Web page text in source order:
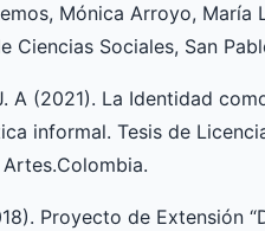
Mónica Arroyo, María
Ciencias Sociales, San
A (2021). La Identidad
informal. Tesis de
Proyecto de Extensión